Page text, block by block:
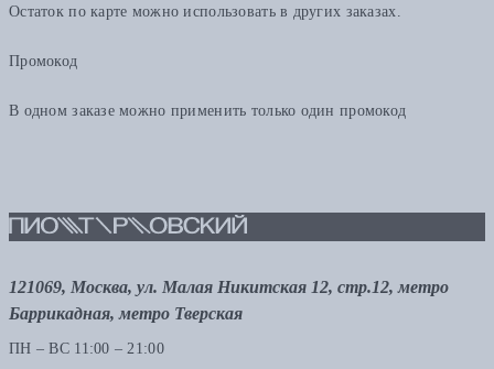
Остаток по карте можно использовать в других заказах.
Промокод
В одном заказе можно применить только один промокод
121069, Москва, ул. Малая Никитская 12, стр.12, метро
Баррикадная, метро Тверская
ПН – ВС 11:00 – 21:00